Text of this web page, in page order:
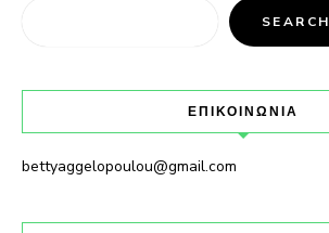
SEARCH
ΕΠΙΚΟΙΝΩΝΙΑ
bettyaggelopoulou@gmail.com